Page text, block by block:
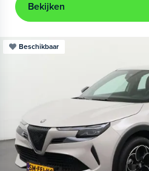
Bekijken
Beschikbaar